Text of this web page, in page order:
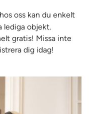
hos oss kan du enkelt
lediga objekt.
gratis! Missa inte
dig idag!